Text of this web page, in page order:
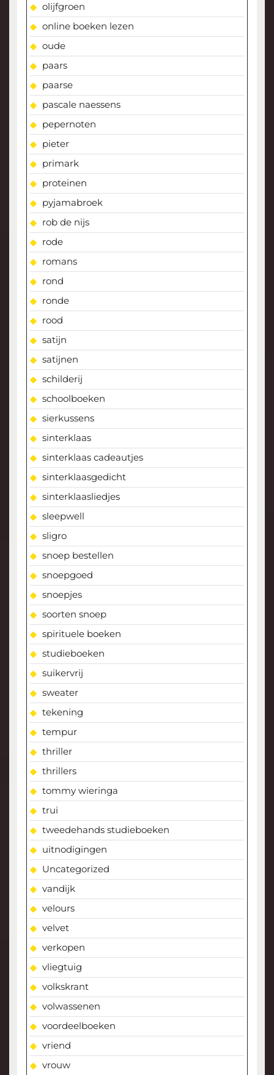
olijfgroen
online boeken lezen
oude
paars
paarse
pascale naessens
pepernoten
pieter
primark
proteinen
pyjamabroek
rob de nijs
rode
romans
rond
ronde
rood
satijn
satijnen
schilderij
schoolboeken
sierkussens
sinterklaas
sinterklaas cadeautjes
sinterklaasgedicht
sinterklaasliedjes
sleepwell
sligro
snoep bestellen
snoepgoed
snoepjes
soorten snoep
spirituele boeken
studieboeken
suikervrij
sweater
tekening
tempur
thriller
thrillers
tommy wieringa
trui
tweedehands studieboeken
uitnodigingen
Uncategorized
vandijk
velours
velvet
verkopen
vliegtuig
volkskrant
volwassenen
voordeelboeken
vriend
vrouw